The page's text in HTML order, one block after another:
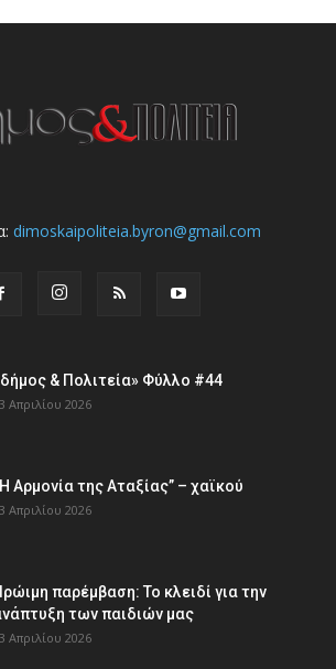
dimoskaipoliteia.byron@gmail.com
& Πολιτεία» Φύλλο #44
Απριλίου 2026
Αρμονία της Αταξίας” – χαϊκού
Απριλίου 2026
παρέμβαση: Το κλειδί για την
των παιδιών µας
Απριλίου 2026